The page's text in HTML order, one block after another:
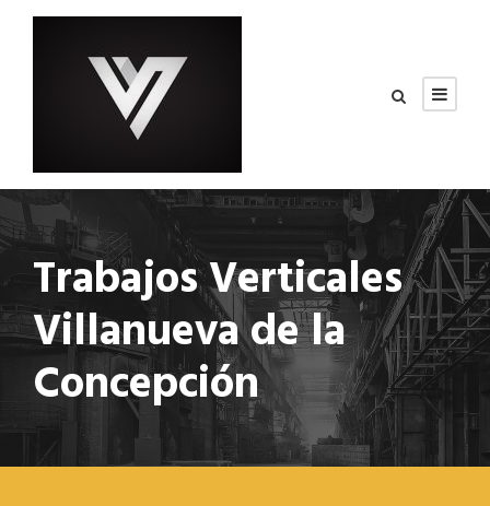
Trabajos Verticales
Villanueva de la
Concepción